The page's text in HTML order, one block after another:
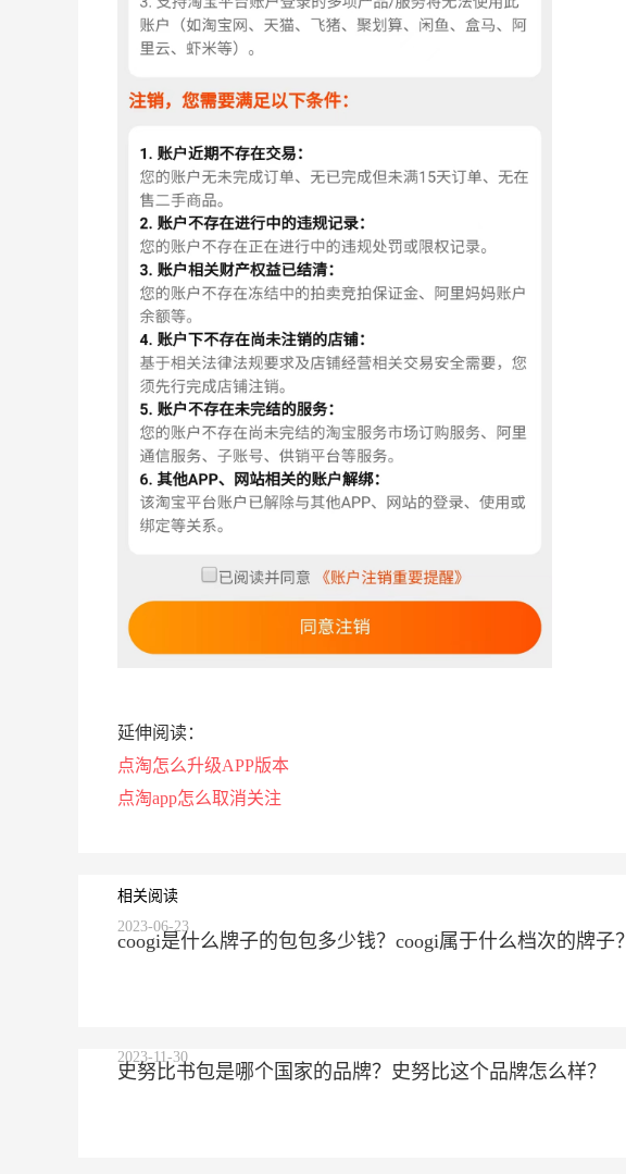
延伸阅读：
点淘怎么升级APP版本
点淘app怎么取消关注
相关阅读
coogi是什么牌子的包包多少钱？coogi属于什么档次的牌子？
2023-06-23
史努比书包是哪个国家的品牌？史努比这个品牌怎么样？
2023-11-30